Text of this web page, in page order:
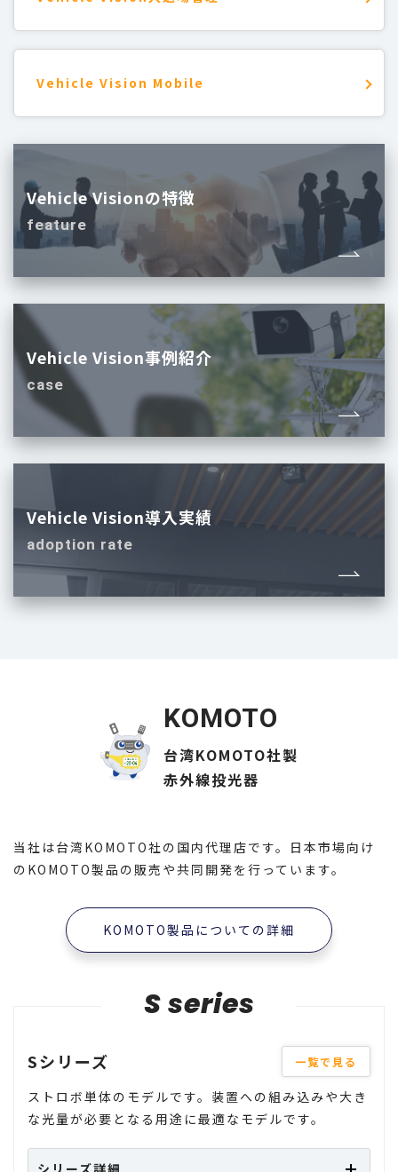
Vehicle Vision Mobile
Vehicle Visionの特徴
feature
Vehicle Vision事例紹介
case
Vehicle Vision導入実績
adoption rate
KOMOTO
台湾KOMOTO社製
赤外線投光器
当社は台湾KOMOTO社の国内代理店です。日本市場向け
のKOMOTO製品の販売や共同開発を行っています。
KOMOTO製品についての詳細
S series
Sシリーズ 一覧で見る
ストロボ単体のモデルです。装置への組み込みや大き
な光量が必要となる用途に最適なモデルです。
シリーズ詳細